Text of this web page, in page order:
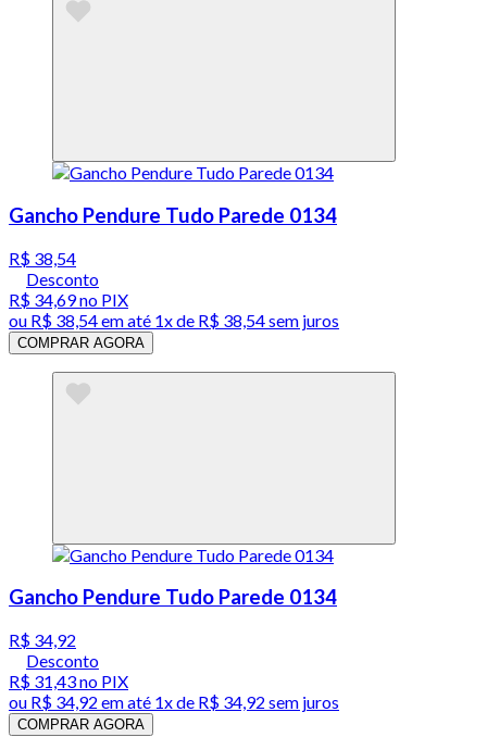
Gancho Pendure Tudo Parede 0134
R$ 38,54
Desconto
R$ 34,69no PIX
ou R$ 38,54em até 1x de R$ 38,54sem juros
COMPRAR AGORA
Gancho Pendure Tudo Parede 0134
R$ 34,92
Desconto
R$ 31,43no PIX
ou R$ 34,92 em até 1x de R$ 34,92 sem juros
COMPRAR AGORA